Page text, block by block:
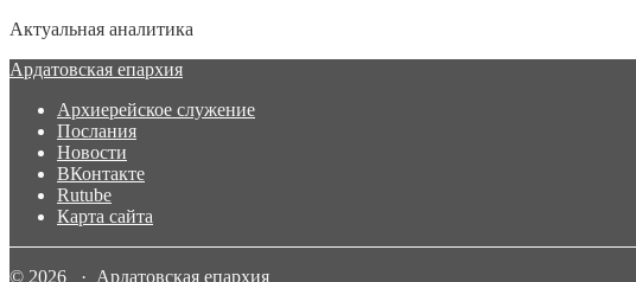
Актуальная аналитика
Ардатовская епархия
Архиерейское служение
Послания
Новости
ВКонтакте
Rutube
Карта сайта
© 2026 · Ардатовская епархия